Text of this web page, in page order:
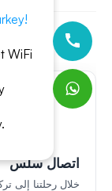
اتصال سلس
WiFi